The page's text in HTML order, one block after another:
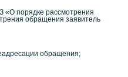
«О порядке рассмотрения
обращения заявитель
обращения;